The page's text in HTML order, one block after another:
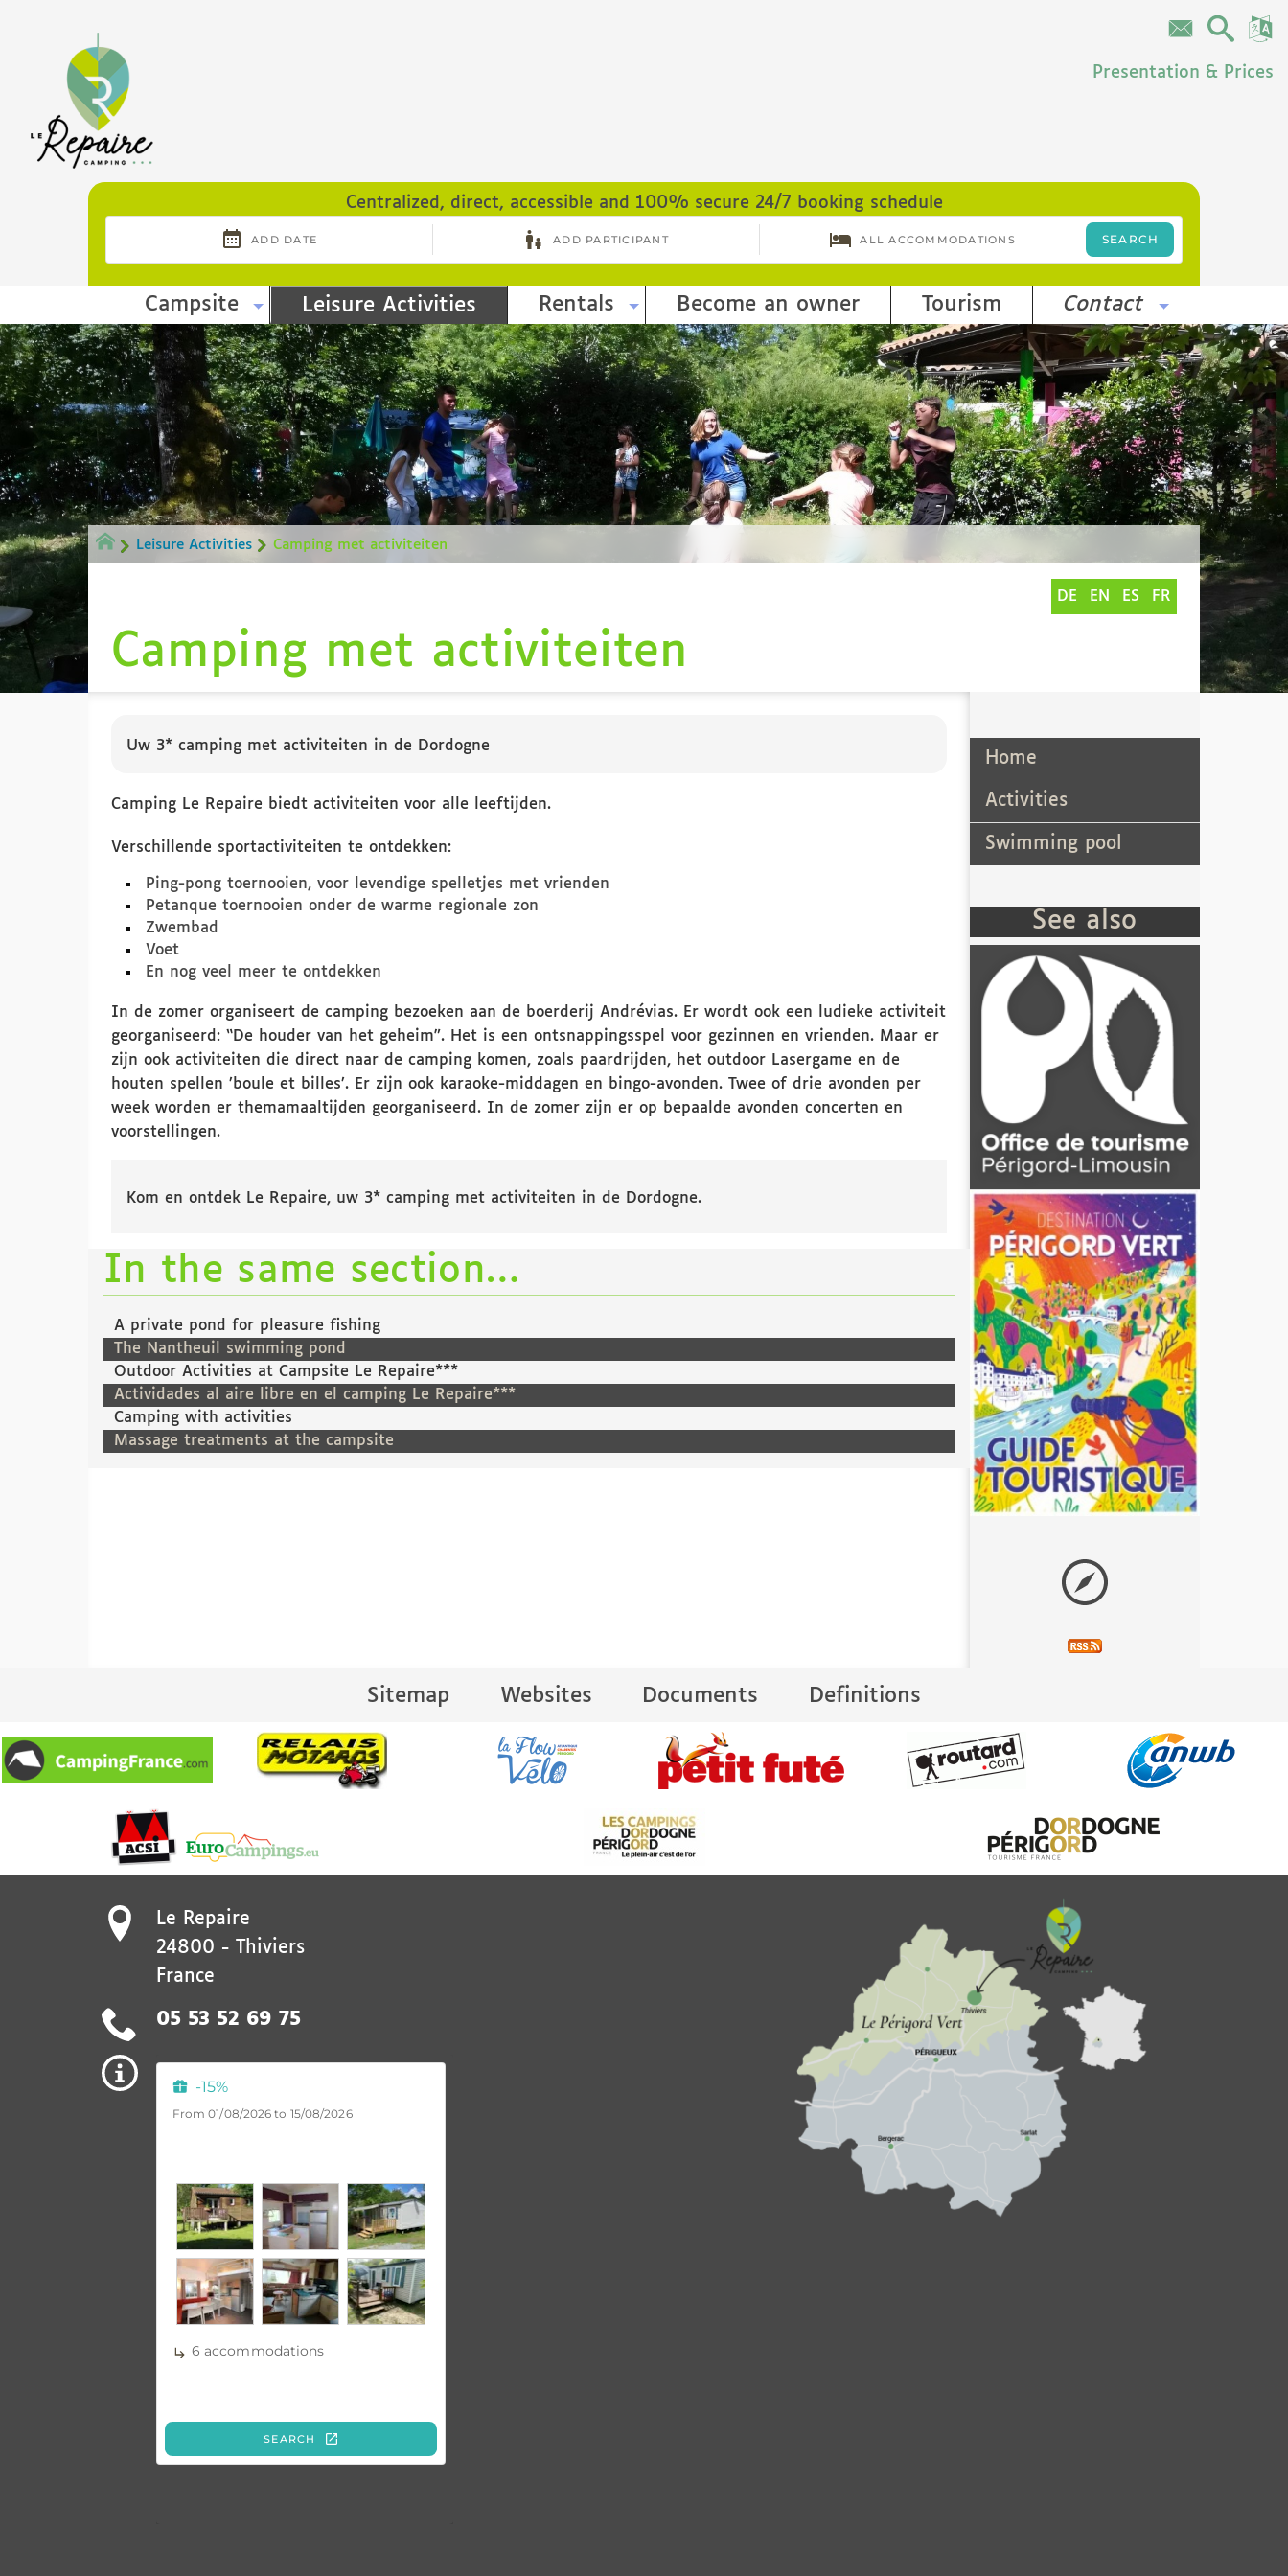
Presentation & Prices
Centralized, direct, accessible and 100% secure 24/7 booking schedule
Campsite Leisure Activities Rentals Become an owner Tourism Contact
Leisure Activities Camping met activiteiten
DE EN ES FR
Camping met activiteiten
Uw 3* camping met activiteiten in de Dordogne
Camping Le Repaire biedt activiteiten voor alle leeftijden.
Verschillende sportactiviteiten te ontdekken:
Ping-pong toernooien, voor levendige spelletjes met vrienden
Petanque toernooien onder de warme regionale zon
Zwembad
Voet
En nog veel meer te ontdekken
In de zomer organiseert de camping bezoeken aan de boerderij Andrévias. Er wordt ook een ludieke activiteit
georganiseerd: “De houder van het geheim”. Het is een ontsnappingsspel voor gezinnen en vrienden. Maar er
zijn ook activiteiten die direct naar de camping komen, zoals paardrijden, het outdoor Lasergame en de
houten spellen ’boule et billes’. Er zijn ook karaoke-middagen en bingo-avonden. Twee of drie avonden per
week worden er themamaaltijden georganiseerd. In de zomer zijn er op bepaalde avonden concerten en
voorstellingen.
Kom en ontdek Le Repaire, uw 3* camping met activiteiten in de Dordogne.
In the same section…
A private pond for pleasure fishing
The Nantheuil swimming pond
Outdoor Activities at Campsite Le Repaire***
Actividades al aire libre en el camping Le Repaire***
Camping with activities
Massage treatments at the campsite
Home
Activities
Swimming pool
See also
Sitemap Websites Documents Definitions
Le Repaire
24800 -
Thiviers
France
05 53 52 69 75